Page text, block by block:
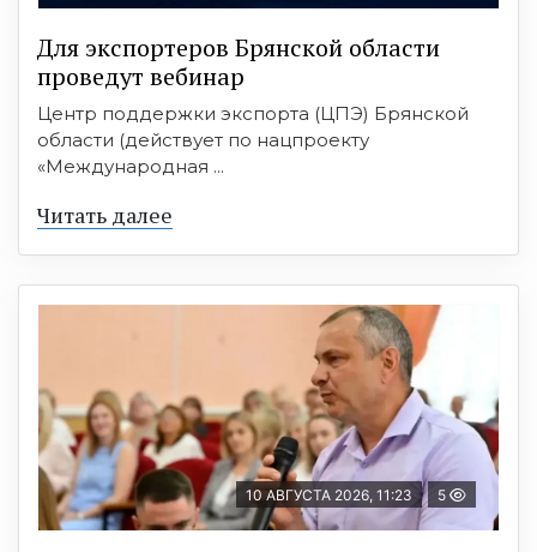
Для экспортеров Брянской области
проведут вебинар
Центр поддержки экспорта (ЦПЭ) Брянской
области (действует по нацпроекту
«Международная ...
Читать далее
10 АВГУСТА 2026, 11:23 5